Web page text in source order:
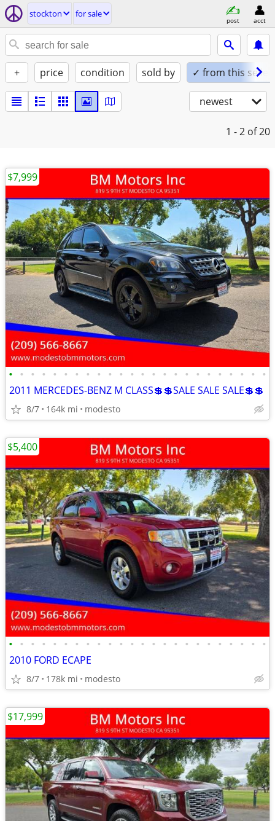
stockton for sale
post acct
+ price condition sold by ✓ from this seller
newest
1 - 2 of 20
• • • • • • • • • • • • • • • • • • • • • • • •
2011 MERCEDES-BENZ M CLASS💲💲SALE SALE SALE💲💲
8/7 164k mi modesto
$7,999
• • • • • • • • • • • • • • • • • • • • • • • •
2010 FORD ECAPE
8/7 178k mi modesto
$5,400
$17,999